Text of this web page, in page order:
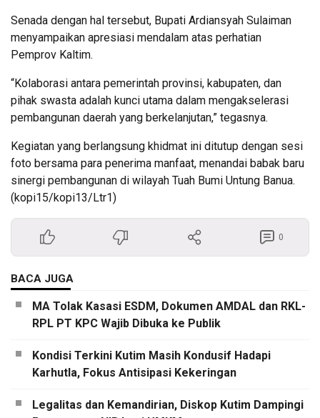
Senada dengan hal tersebut, Bupati Ardiansyah Sulaiman
menyampaikan apresiasi mendalam atas perhatian
Pemprov Kaltim.
“Kolaborasi antara pemerintah provinsi, kabupaten, dan
pihak swasta adalah kunci utama dalam mengakselerasi
pembangunan daerah yang berkelanjutan,” tegasnya.
Kegiatan yang berlangsung khidmat ini ditutup dengan sesi
foto bersama para penerima manfaat, menandai babak baru
sinergi pembangunan di wilayah Tuah Bumi Untung Banua.
(kopi15/kopi13/Ltr1)
0
BACA JUGA
MA Tolak Kasasi ESDM, Dokumen AMDAL dan RKL-
RPL PT KPC Wajib Dibuka ke Publik
Kondisi Terkini Kutim Masih Kondusif Hadapi
Karhutla, Fokus Antisipasi Kekeringan
Legalitas dan Kemandirian, Diskop Kutim Dampingi